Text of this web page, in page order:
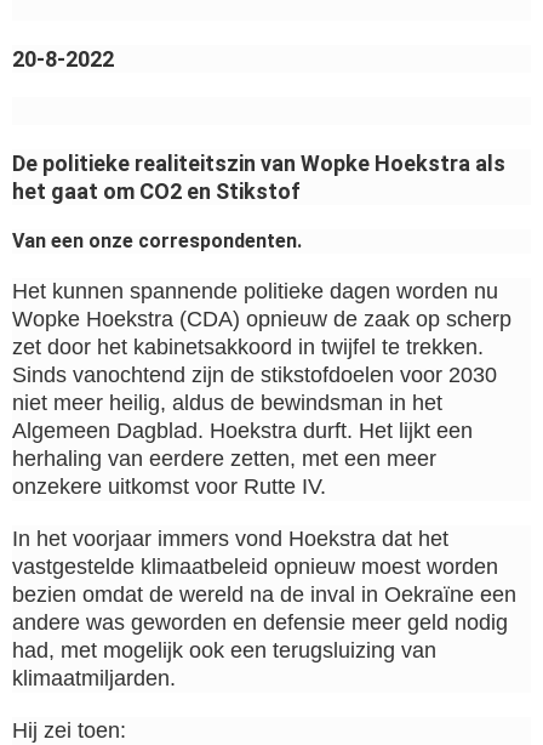
20-8-2022
De politieke realiteitszin van Wopke Hoekstra als
het gaat om CO2 en Stikstof
Van een onze correspondenten.
Het kunnen spannende politieke dagen worden nu
Wopke Hoekstra (CDA) opnieuw de zaak op scherp
zet door het kabinetsakkoord in twijfel te trekken.
Sinds vanochtend zijn de stikstofdoelen voor 2030
niet meer heilig, aldus de bewindsman in het
Algemeen Dagblad. Hoekstra durft. Het lijkt een
herhaling van eerdere zetten, met een meer
onzekere uitkomst voor Rutte IV.
In het voorjaar immers vond Hoekstra dat het
vastgestelde klimaatbeleid opnieuw moest worden
bezien omdat de wereld na de inval in Oekraïne een
andere was geworden en defensie meer geld nodig
had, met mogelijk ook een terugsluizing van
klimaatmiljarden.
Hij zei toen: